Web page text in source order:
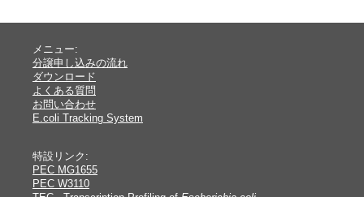
メニュー:
分譲申し込みの流れ
ダウンロード
よくある質問
お問い合わせ
E.coli Tracking System
特設リンク:
PEC MG1655
PEC W3110